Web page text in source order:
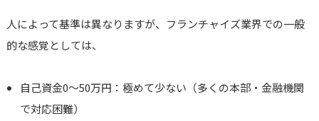
人によって基準は異なりますが、フランチャイズ業界での一般
的な感覚としては、
自己資金0〜50万円：極めて少ない（多くの本部・金融機関
で対応困難）